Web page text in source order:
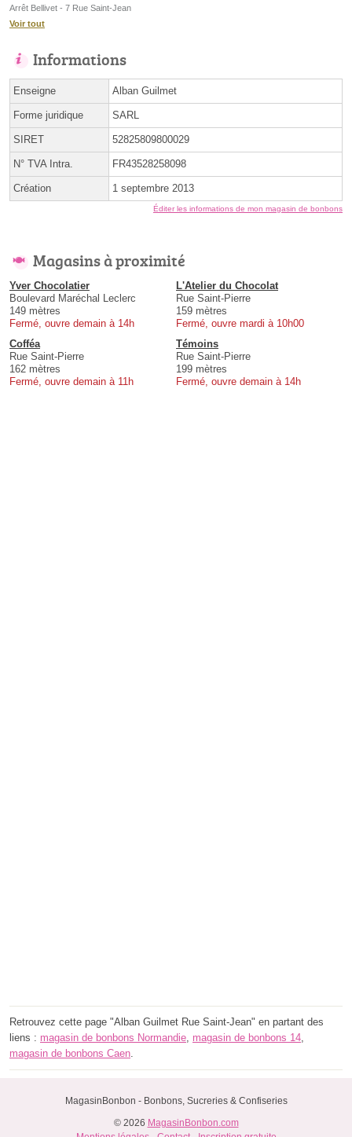
Arrêt Bellivet - 7 Rue Saint-Jean
Voir tout
Informations
Enseigne Alban Guilmet
Forme juridique SARL
SIRET 52825809800029
N° TVA Intra. FR43528258098
Création 1 septembre 2013
Éditer les informations de mon magasin de bonbons
Magasins à proximité
Yver Chocolatier
Boulevard Maréchal Leclerc
149 mètres
Fermé, ouvre demain à 14h
L'Atelier du Chocolat
Rue Saint-Pierre
159 mètres
Fermé, ouvre mardi à 10h00
Cofféa
Rue Saint-Pierre
162 mètres
Fermé, ouvre demain à 11h
Témoins
Rue Saint-Pierre
199 mètres
Fermé, ouvre demain à 14h
Retrouvez cette page "Alban Guilmet Rue Saint-Jean" en partant des
liens : magasin de bonbons Normandie magasin de bonbons 14
magasin de bonbons Caen
MagasinBonbon - Bonbons, Sucreries & Confiseries
© 2026 MagasinBonbon.com